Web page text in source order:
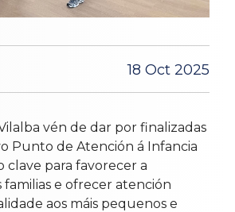
18 Oct 2025
vén de dar por finalizadas
Punto de Atención á Infancia
clave para favorecer a
familias e ofrecer atención
aos máis pequenos e